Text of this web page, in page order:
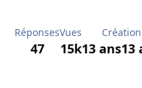
Réponses
47
Vues
15k
Création
13 ans13